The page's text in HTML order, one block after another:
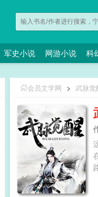
军史小说 网游小说 科
会员文学网 > 武脉觉